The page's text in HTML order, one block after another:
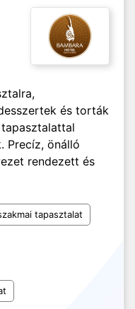
és torták
Precíz, önálló
rendezett és
tapasztalat